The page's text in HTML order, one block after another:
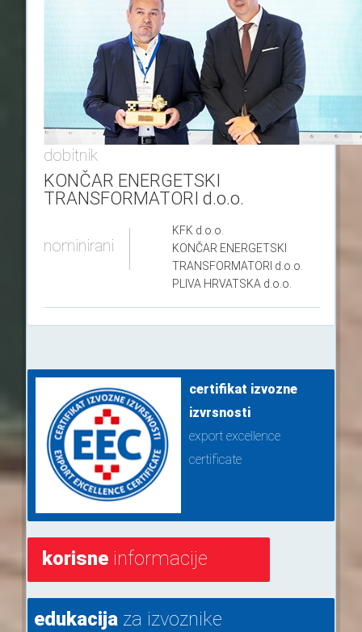
dobitnik
KONČAR ENERGETSKI
TRANSFORMATORI d.o.o.
nominirani
KFK d.o.o.
KONČAR ENERGETSKI
TRANSFORMATORI d.o.o.
PLIVA HRVATSKA d.o.o.
certifikat izvozne
izvrsnosti
export excellence
certificate
korisneinformacije
edukacijaza izvoznike